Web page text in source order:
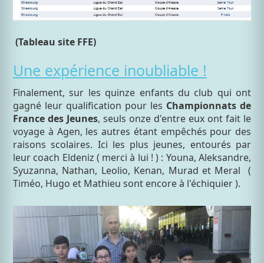
(Tableau site FFE)
Une expérience inoubliable !
Finalement, sur les quinze enfants du club qui ont
gagné leur qualification pour les Championnats de
France des Jeunes, seuls onze d'entre eux ont fait le
voyage à Agen, les autres étant empêchés pour des
raisons scolaires. Ici les plus jeunes, entourés par
leur coach Eldeniz ( merci à lui ! ) : Youna, Aleksandre,
Syuzanna, Nathan, Leolio, Kenan, Murad et Meral (
Timéo, Hugo et Mathieu sont encore à l'échiquier ).